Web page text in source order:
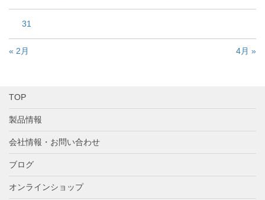
31
« 2月 4月 »
TOP
製品情報
会社情報・お問い合わせ
ブログ
オンラインショップ